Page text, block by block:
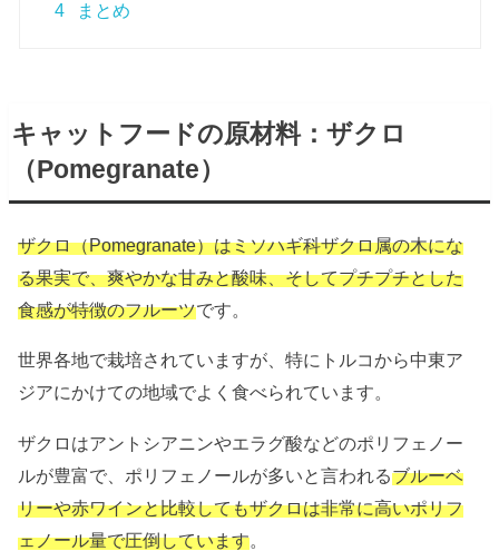
4 まとめ
キャットフードの原材料：ザクロ
（Pomegranate）
ザクロ（Pomegranate）はミソハギ科ザクロ属の木にな
る果実で、爽やかな甘みと酸味、そしてプチプチとした
食感が特徴のフルーツです。
世界各地で栽培されていますが、特にトルコから中東ア
ジアにかけての地域でよく食べられています。
ザクロはアントシアニンやエラグ酸などのポリフェノー
ルが豊富で、ポリフェノールが多いと言われるブルーベ
リーや赤ワインと比較してもザクロは非常に高いポリフ
ェノール量で圧倒しています。